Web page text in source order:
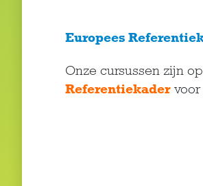
Europees
Onze cursussen zijn
Referentiekader voor